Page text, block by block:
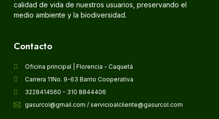
calidad de vida de nuestros usuarios, preservando el
medio ambiente y la biodiversidad.
Contacto
Oficina principal | Florencia - Caquetá
Carrera 11No. 9-63 Barrio Cooperativa
3228414560 - 310 8844406
gasurcol@gmail.com / servicioalcliente@gasurcol.com